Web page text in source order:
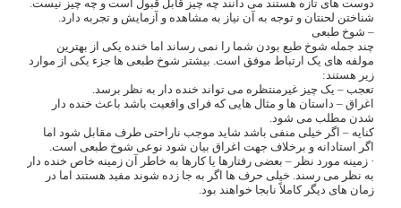
دوست های تازه هستند می دانند چه چیز قابل قبول است و چه چیز نیست.
شناختن لحنتان و توجه به آن نیاز به مشاهده و آزمایش و تجربه دارد.
– شوخ طبعی
چند جمله شوخ طبع بودن شما را نمی رساند اما خنده یکی از بهترین
مولفه های یک ارتباط موفق است. بیشتر شوخ طبعی ها جزء یکی از موارد
زیر هستند:
تعجب – یک چیز غیرمنتظره می تواند خنده دار به نظر برسد.
اغراق – داستان ها و مثال هایی که فرای واقعیت باشد باعث خنده دار
شدن مطلب می شود.
کنایه – اگر خیلی منفی باشد شاید موجب ناراحتی طرف مقابل شود اما
اگر استادانه و برخلاف جهت اغراق بیان شود نوعی شوخ طبعی است.
· زمینه مورد نظر – بعضی رفتارها یا کارها به خاطر آن زمینه خاص خنده دار
به نظر می رسند. خیلی حرف ها اگر به جا زده شوند مفید هستند اما در
زمان های دیگر کاملاً نابجا خواهند بود.